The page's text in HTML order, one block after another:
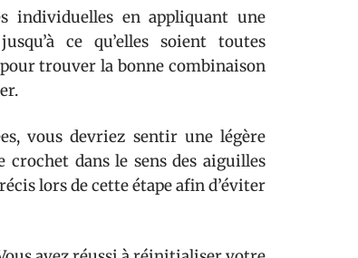
individuelles en appliquant une
ce qu’elles soient toutes
trouver la bonne combinaison
vous devriez sentir une légère
crochet dans le sens des aiguilles
lors de cette étape afin d’éviter